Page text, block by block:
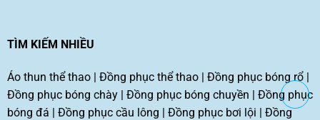
TÌM KIẾM NHIỀU
Áo thun thể thao| Đồng phục thể thao| Đồng phục bóng rổ|
Đồng phục bóng chày| Đồng phục bóng chuyền | Đồng phục
bóng đá | Đồng phục cầu lông | Đồng phục bơi lội | Đồng